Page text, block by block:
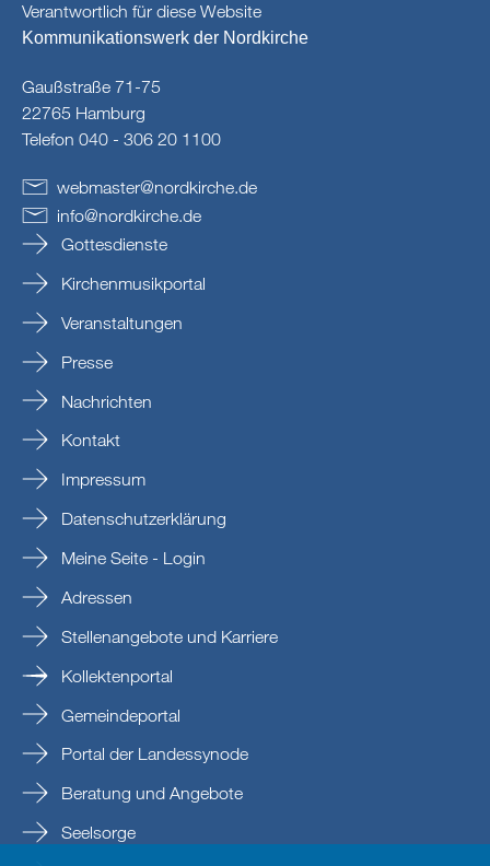
Verantwortlich für diese Website
Kommunikationswerk der Nordkirche
Gaußstraße 71-75
22765 Hamburg
Telefon 040 - 306 20 1100
webmaster@nordkirche.de
info@nordkirche.de
Gottesdienste
Kirchenmusikportal
Veranstaltungen
Presse
Nachrichten
Kontakt
Impressum
Datenschutzerklärung
Meine Seite - Login
Adressen
Stellenangebote und Karriere
Kollektenportal
Gemeindeportal
Portal der Landessynode
Beratung und Angebote
Seelsorge